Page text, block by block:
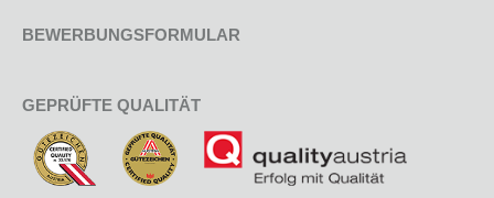
BEWERBUNGSFORMULAR
GEPRÜFTE QUALITÄT